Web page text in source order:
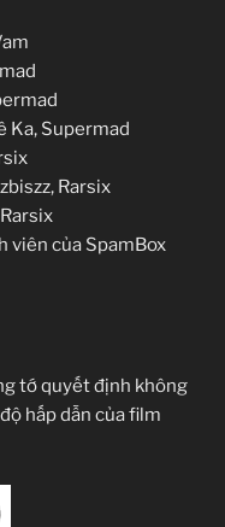
Ka, Supermad
Rarsix
viên của SpamBox
tớ quyết định không
hấp dẫn của film